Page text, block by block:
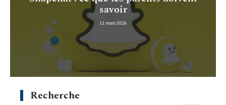
savoir
11 mars 2026
Recherche